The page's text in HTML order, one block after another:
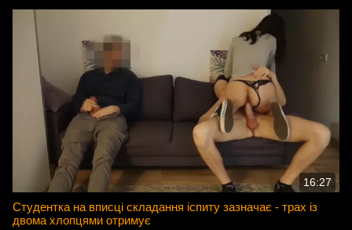
16:27
Студентка на вписці складання іспиту зазначає - трах із
двома хлопцями отримує